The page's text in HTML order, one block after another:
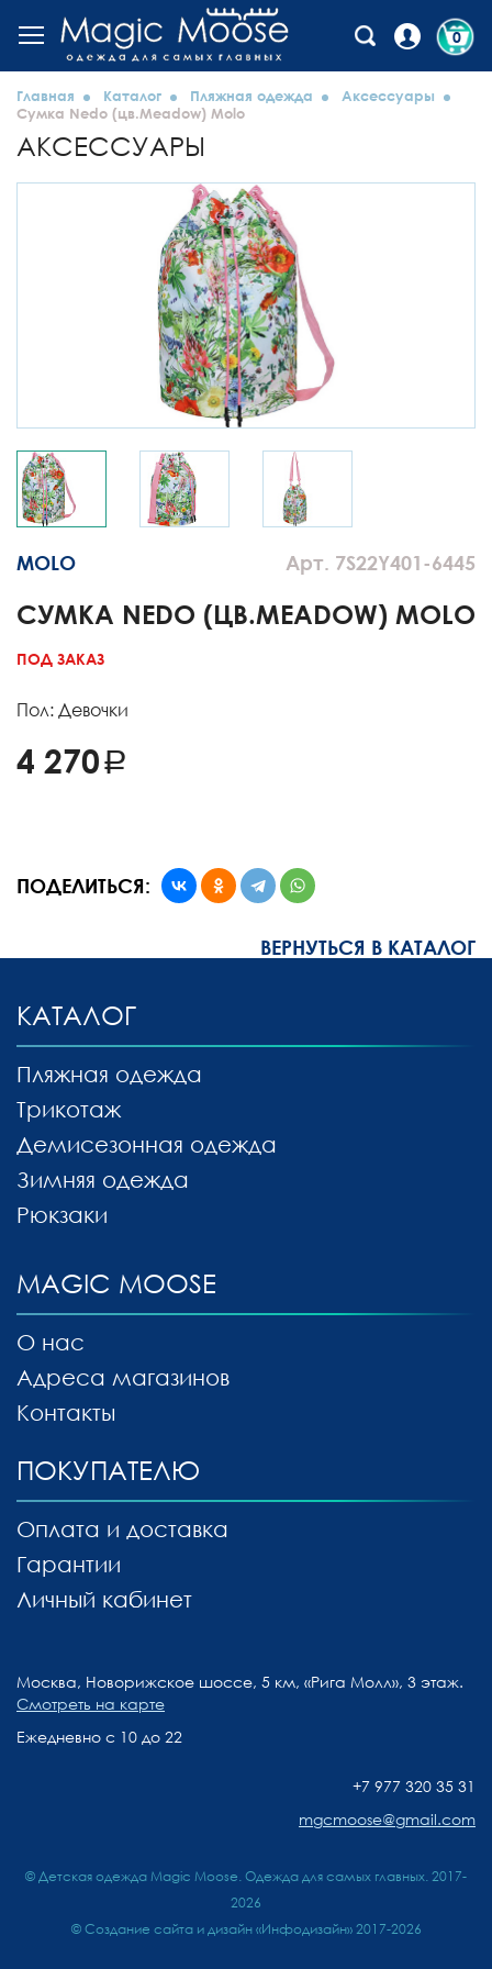
0
Главная Каталог Пляжная одежда
Аксессуары
Сумка Nedo (цв.Meadow) Molo
АКСЕССУАРЫ
Арт. 7S22Y401-6445
MOLO
СУМКА NEDO (ЦВ.MEADOW) MOLO
ПОД ЗАКАЗ
Пол: Девочки
4 270
ПОДЕЛИТЬСЯ:
ВЕРНУТЬСЯ В КАТАЛОГ
MAGIC MOOSE
О нас
Адреса магазинов
Контакты
КАТАЛОГ
Пляжная одежда
Трикотаж
Демисезонная одежда
Зимняя одежда
Рюкзаки
ПОКУПАТЕЛЮ
Оплата и доставка
Гарантии
Личный кабинет
Москва, Новорижское шоссе, 5 км, «Рига Молл», 3 этаж.
Смотреть на карте
Ежедневно с 10 до 22
+7 977 320 35 31
mgcmoose@gmail.com
© Детская одежда Magic Moose. Одежда для самых главных. 2017-
2026
© Создание сайта и дизайн «Инфодизайн»2017-2026